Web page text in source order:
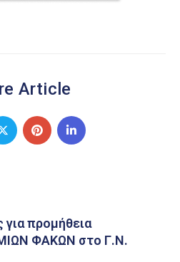
Article
για προμήθεια
ΦΑΚΩΝ στο Γ.Ν.